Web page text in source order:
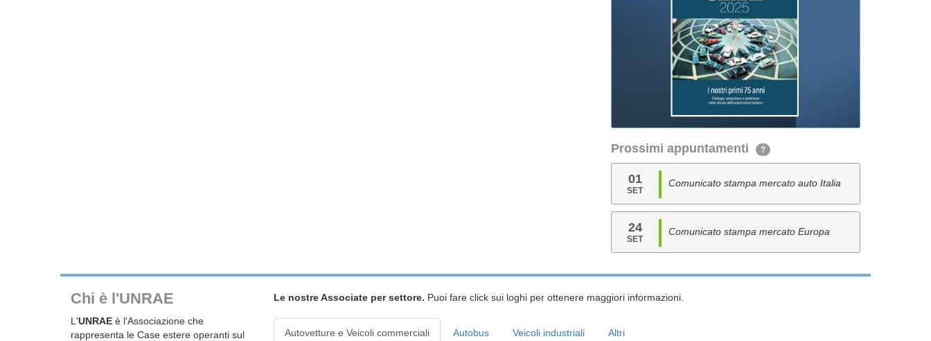
Prossimi appuntamenti ?
01
SET
Comunicato stampa mercato auto Italia
24
SET
Comunicato stampa mercato Europa
Chi è l'UNRAE
L'UNRAE è l'Associazione che
rappresenta le Case estere operanti sul
Le nostre Associate per settore. Puoi fare click sui loghi per ottenere maggiori informazioni.
Autovetture e Veicoli commerciali Autobus Veicoli industriali Altri